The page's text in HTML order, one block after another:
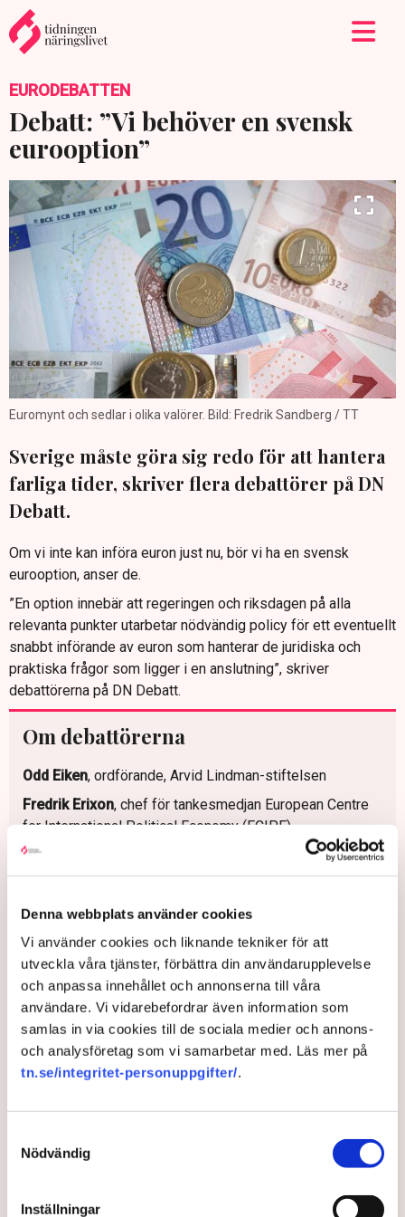
Denna webbplats använder cookies
Vi använder cookies och liknande tekniker för att
utveckla våra tjänster, förbättra din användarupplevelse
och anpassa innehållet och annonserna till våra
användare. Vi vidarebefordrar även information som
samlas in via cookies till de sociala medier och annons-
och analysföretag som vi samarbetar med. Läs mer på
tn.se/integritet-personuppgifter/.
Nödvändig
Inställningar
EURODEBATTEN
Debatt: ”Vi behöver en svensk
eurooption”
Euromynt och sedlar i olika valörer. Bild: Fredrik Sandberg / TT
Sverige måste göra sig redo för att hantera
farliga tider, skriver flera debattörer på DN
Debatt.
Om vi inte kan införa euron just nu, bör vi ha en svensk
eurooption, anser de.
”En option innebär att regeringen och riksdagen på alla
relevanta punkter utarbetar nödvändig policy för ett eventuellt
snabbt införande av euron som hanterar de juridiska och
praktiska frågor som ligger i en anslutning”, skriver
debattörerna på DN Debatt.
Om debattörerna
Odd Eiken, ordförande, Arvid Lindman-stiftelsen
Fredrik Erixon, chef för tankesmedjan European Centre
for International Political Economy (ECIPE)
Stefan Fölster
, chef för tankesmedjan Better Future
Economics
Gunnar Hökmark
, ordförande för tankesmedjan Frivärld,
tidigare Europaparlamentariker (M)
Fredrik Johansson, senior fellow, Frivärld
PM Nilsson, vd, tankesmedjan Timbro
Anna Rennéus Guthrie, chef, Frivärld
Anders Åslund, professor i nationalekonomi, adjungerad
professor Georgetown University
mark”